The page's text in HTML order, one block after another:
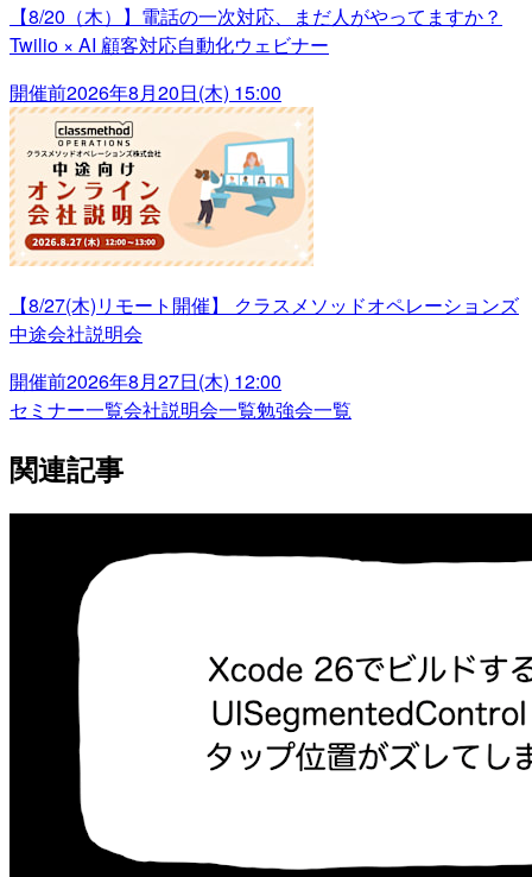
【8/20（木）】電話の一次対応、まだ人がやってますか？
Twilio × AI 顧客対応自動化ウェビナー
開催前2026年8月20日(木) 15:00
【8/27(木)リモート開催】 クラスメソッドオペレーションズ
中途会社説明会
開催前2026年8月27日(木) 12:00
セミナー一覧会社説明会一覧勉強会一覧
関連記事